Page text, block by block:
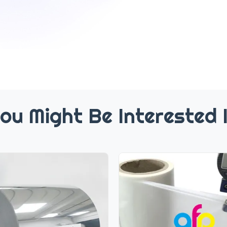
Might Be Interested